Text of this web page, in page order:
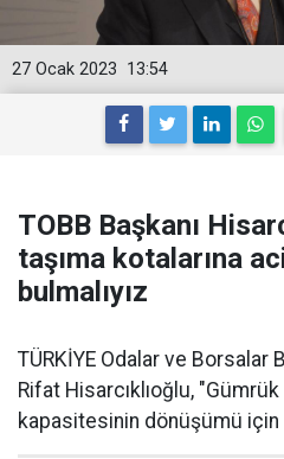
13:54
27 Ocak 2023
TOBB Başkanı
taşıma kotalarına
bulmalıyız
TÜRKİYE Odalar ve Borsalar
Rifat Hisarcıklıoğlu,
kapasitesinin dönüşümü için